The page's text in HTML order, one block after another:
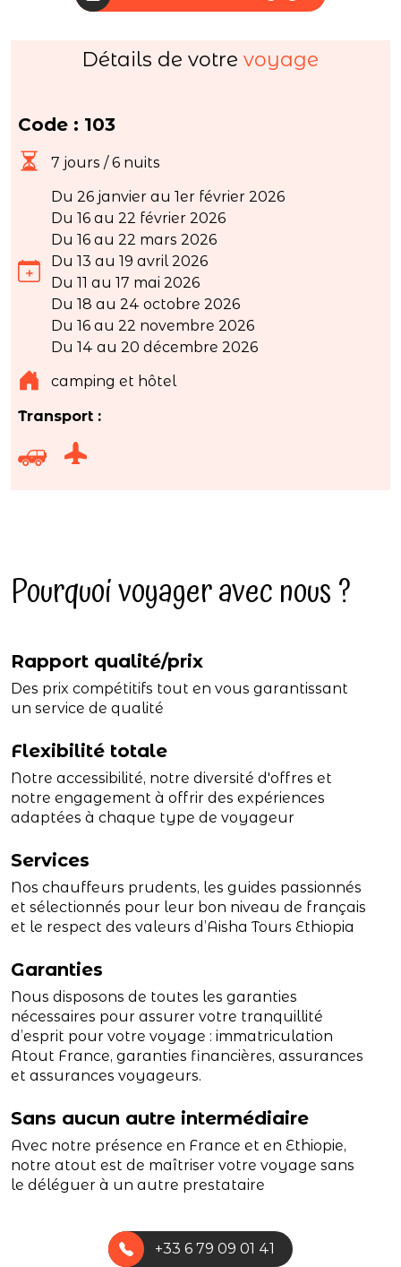
Détails de votre voyage
Code : 103
7 jours / 6 nuits
Du 26 janvier au 1er février 2026
Du 16 au 22 février 2026
Du 16 au 22 mars 2026
Du 13 au 19 avril 2026
Du 11 au 17 mai 2026
Du 18 au 24 octobre 2026
Du 16 au 22 novembre 2026
Du 14 au 20 décembre 2026
camping et hôtel
Transport :
Pourquoi voyager avec nous ?
Rapport qualité/prix
Des prix compétitifs tout en vous garantissant
un service de qualité
Flexibilité totale
Notre accessibilité, notre diversité d'offres et
notre engagement à offrir des expériences
adaptées à chaque type de voyageur
Services
Nos chauffeurs prudents, les guides passionnés
et sélectionnés pour leur bon niveau de français
et le respect des valeurs d’Aisha Tours Ethiopia
Garanties
Nous disposons de toutes les garanties
nécessaires pour assurer votre tranquillité
d’esprit pour votre voyage : immatriculation
Atout France, garanties financières, assurances
et assurances voyageurs.
Sans aucun autre intermédiaire
Avec notre présence en France et en Ethiopie,
notre atout est de maîtriser votre voyage sans
le déléguer à un autre prestataire
+33 6 79 09 01 41